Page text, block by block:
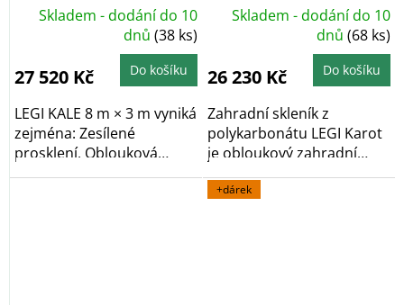
Skladem - dodání do 10
dnů (38 ks)
27 520 Kč Do košíku
LEGI KALE 8 m × 3 m vyniká
zejména: Zesílené
prosklení. Oblouková
konstrukce,...
Skladem - dodání do 10
dnů (68 ks)
26 230 Kč Do košíku
Zahradní skleník z
polykarbonátu LEGI Karot
je obloukový zahradní
skleník, který díky...
+dárek